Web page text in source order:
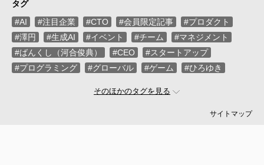
タグ
#AI
#注目企業 #CTO #会員限定記事
#プロダクト
#澤円
#生成AI #イベント #チーム
#マネジメント
#ばんくし（河合俊典）
#CEO
#スタートアップ
#プログラミング
#グローバル #ゲーム
#ひろゆき
そのほかのタグを見る
サイトマップ